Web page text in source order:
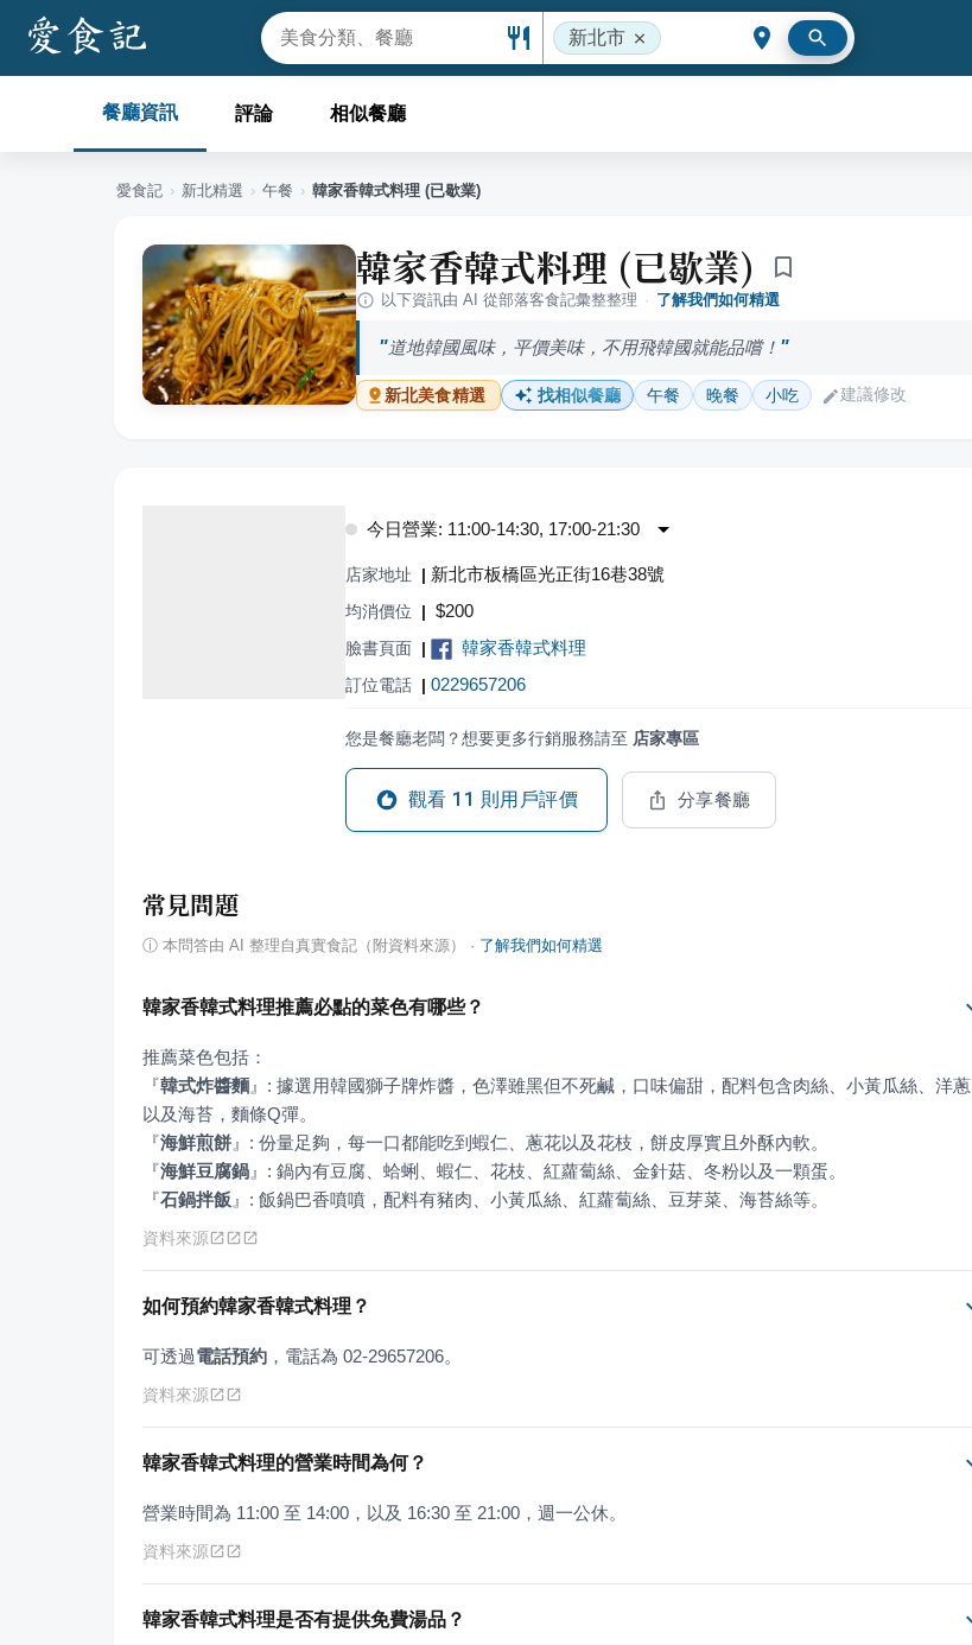
新北市
餐廳資訊 評論 相似餐廳
愛食記 › 新北精選 › 午餐 › 韓家香韓式料理 (已歇業)
韓家香韓式料理 (已歇業)
以下資訊由 AI 從部落客食記彙整整理 · 了解我們如何精選
道地韓國風味，平價美味，不用飛韓國就能品嚐！
新北美食精選 找相似餐廳 午餐 晚餐 小吃 建議修改
今日營業: 11:00-14:30, 17:00-21:30
店家地址 | 新北市板橋區光正街16巷38號
均消價位 | $200
臉書頁面 | 韓家香韓式料理
訂位電話 | 0229657206
您是餐廳老闆？想要更多行銷服務請至 店家專區
觀看 11 則用戶評價 分享餐廳
常見問題
ⓘ 本問答由 AI 整理自真實食記（附資料來源） · 了解我們如何精選
韓家香韓式料理推薦必點的菜色有哪些？
『韓式炸醬麵 』 : 據選用韓國獅子牌炸醬，色澤雖黑但不死鹹，口味偏甜，配料包含肉絲、小黃瓜絲、洋蔥
『海鮮煎餅 』
『海鮮豆腐鍋 』
『石鍋拌飯 』 : 飯鍋巴香噴噴，配料有豬肉、小黃瓜絲、紅蘿蔔絲、豆芽菜、海苔絲等。
資料來源
如何預約韓家香韓式料理？
可透過電話預約 ，電話為 02-29657206。
資料來源
韓家香韓式料理的營業時間為何？
營業時間為 11:00 至 14:00，以及 16:30 至 21:00，週一公休。
資料來源
韓家香韓式料理是否有提供免費湯品？